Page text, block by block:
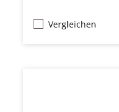
Vergleichen